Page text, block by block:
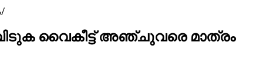
വൈകീട്ട് അഞ്ചുവരെ മാത്രം